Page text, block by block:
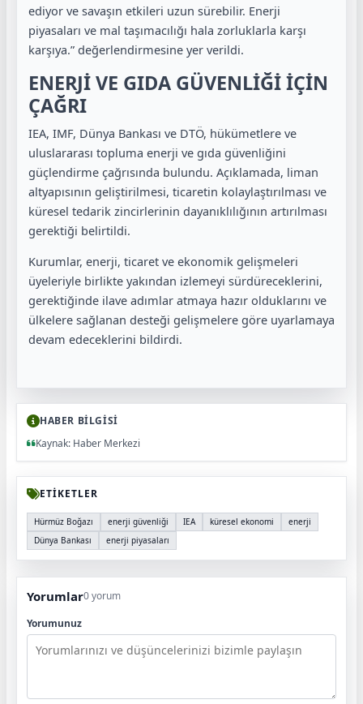
ediyor ve savaşın etkileri uzun sürebilir. Enerji
piyasaları ve mal taşımacılığı hala zorluklarla karşı
karşıya.” değerlendirmesine yer verildi.
ENERJİ VE GIDA GÜVENLİĞİ İÇİN
ÇAĞRI
IEA, IMF, Dünya Bankası ve DTÖ, hükümetlere ve
uluslararası topluma enerji ve gıda güvenliğini
güçlendirme çağrısında bulundu. Açıklamada, liman
altyapısının geliştirilmesi, ticaretin kolaylaştırılması ve
küresel tedarik zincirlerinin dayanıklılığının artırılması
gerektiği belirtildi.
Kurumlar, enerji, ticaret ve ekonomik gelişmeleri
üyeleriyle birlikte yakından izlemeyi sürdüreceklerini,
gerektiğinde ilave adımlar atmaya hazır olduklarını ve
ülkelere sağlanan desteği gelişmelere göre uyarlamaya
devam edeceklerini bildirdi.
HABER BİLGİSİ
Kaynak: Haber Merkezi
ETİKETLER
Hürmüz Boğazı enerji güvenliği IEA küresel ekonomi
enerji
Dünya Bankası
enerji piyasaları
Yorumlar0 yorum
Yorumunuz